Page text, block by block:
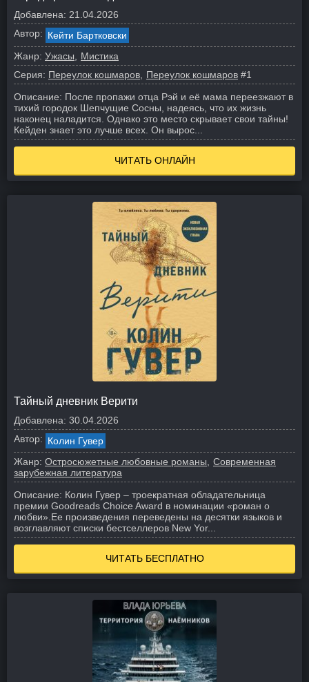
Добавлена: 21.04.2026
Автор: Кейти Бартковски
Жанр: Ужасы
Мистика
Серия: Переулок кошмаров Переулок кошмаров #1
Описание: После пропажи отца Рэй и её мама переезжают в
тихий городок Шепчущие Сосны, надеясь, что их жизнь
наконец наладится. Однако это место скрывает свои тайны!
Кейден знает это лучше всех. Он вырос...
ЧИТАТЬ ОНЛАЙН
Тайный дневник Верити
Добавлена: 30.04.2026
Автор: Колин Гувер
Жанр: Остросюжетные любовные романы
Современная
зарубежная литература
Описание: Колин Гувер – троекратная обладательница
премии Goodreads Choice Award в номинации «роман о
любви». Ее произведения переведены на десятки языков и
возглавляют списки бестселлеров New Yor...
ЧИТАТЬ БЕСПЛАТНО